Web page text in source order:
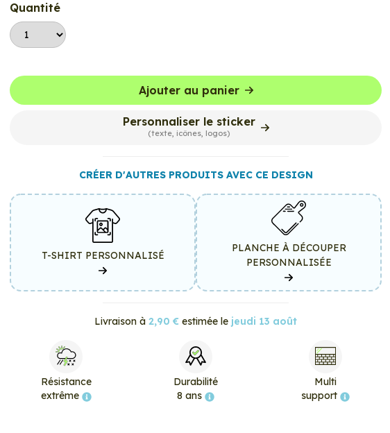
Quantité
Ajouter au panier
Personnaliser le sticker
(texte, icônes, logos)
CRÉER D'AUTRES PRODUITS AVEC CE DESIGN
T-SHIRT PERSONNALISÉ
PLANCHE À DÉCOUPER
PERSONNALISÉE
Livraison à 2,90 € estimée le jeudi 13 août
Résistance
extrême
Durabilité
8 ans
Multi
support